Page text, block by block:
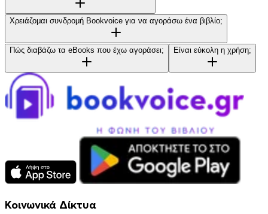
Χρειάζομαι συνδρομή Bookvoice για να αγοράσω ένα βιβλίο;
Πώς διαβάζω τα eBooks που έχω αγοράσει; Είναι εύκολη η χρήση;
Κοινωνικά Δίκτυα